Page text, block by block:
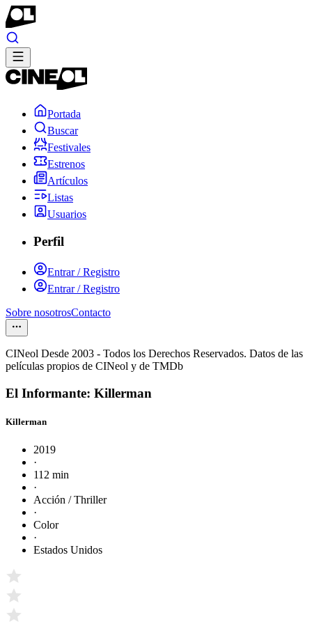
Portada
Buscar
Festivales
Estrenos
Artículos
Listas
Usuarios
Perfil
Entrar / Registro
Entrar / Registro
Sobre nosotrosContacto
CINeol Desde 2003 - Todos los Derechos Reservados. Datos de las
películas propios de CINeol y de TMDb
El Informante: Killerman
Killerman
2019
·
112 min
·
Acción / Thriller
·
Color
·
Estados Unidos